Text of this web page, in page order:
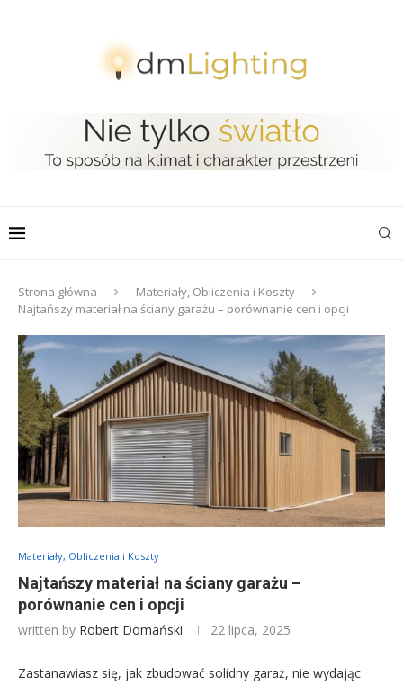
Strona główna
Materiały, Obliczenia i Koszty
Najtańszy materiał na ściany garażu – porównanie cen i opcji
Materiały, Obliczenia i Koszty
Najtańszy materiał na ściany garażu –
porównanie cen i opcji
written by Robert Domański 22 lipca, 2025
Zastanawiasz się, jak zbudować solidny garaż, nie wydając